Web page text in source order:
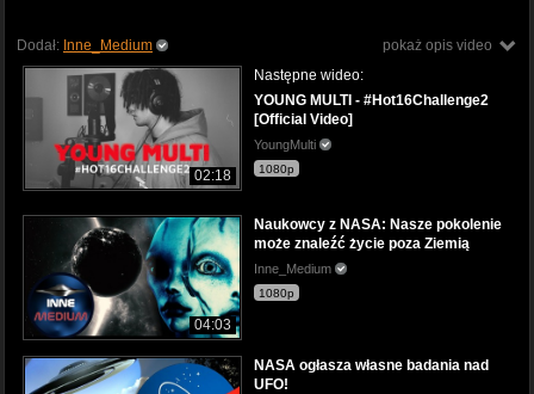
pokaż opis video
Dodał: Inne_Medium
02:18
Następne wideo:
YOUNG MULTI - #Hot16Challenge2
[Official Video]
YoungMulti
1080p
04:03
Naukowcy z NASA: Nasze pokolenie
może znaleźć życie poza Ziemią
Inne_Medium
1080p
NASA ogłasza własne badania nad
UFO!